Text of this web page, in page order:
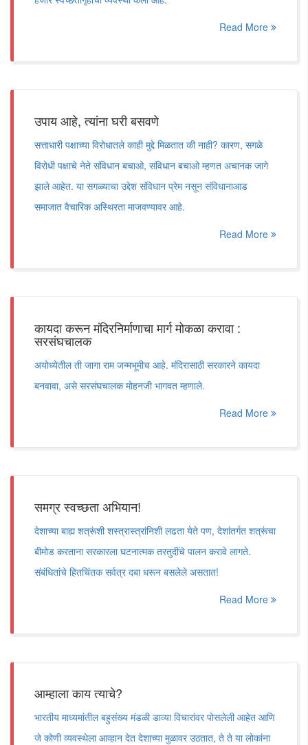
Read More
उपाय आहे, त्यांना घरी बसवणे
सत्ताधारी पक्षाच्या विरोधातले काही मुद्दे मिळतात की नाही? कारण, सगळे
विरोधी पक्षाचे नेते संविधान बचाओ, संविधान बचाओ म्हणत अचानक जागे
झाले आहेत. या सगळ्याचा उद्देश संविधान प्रेम नसून संविधानाआड
समाजात वैचारिक अस्थिरता माजवण्यावर आहे.
Read More
कायदा करून मंदिरनिर्माणाचा मार्ग मोकळा करावा :
सरसंघचालक
अयोध्येतील ती जागा राम जन्मभूमीच आहे. मंदिरासाठी सरकारने कायदा
बनवावा, असे सरसंघचालक मोहनजी भागवत म्हणाले.
Read More
समग्र स्वच्छता अभियान!
देशाच्या बाह्य शत्रूंशी शस्त्रास्त्रांनिशी लढता येते पण, देशांतर्गत शत्रूंचा
बीमोड करताना सरकारला घटनात्मक तरतुदींचे पालन करावे लागते.
संबंधितांचे हितचिंतक सर्वत्र दबा धरून बसलेले असतात!
Read More
आम्हाला काय त्याचे?
भारतीय माध्यमांतील बहुसंख्य मंडळी डाव्या विचारांवर पोसलेली आहेत आणि
जे कोणी व्यवस्थेला आव्हान देत देशाच्या मुळावर उठतात, ते ते या लोकांना